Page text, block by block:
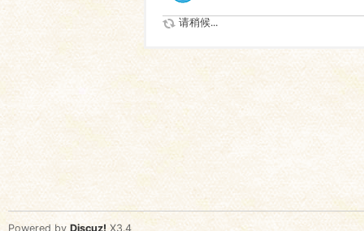
请稍候...
Powered by Discuz! X3.4